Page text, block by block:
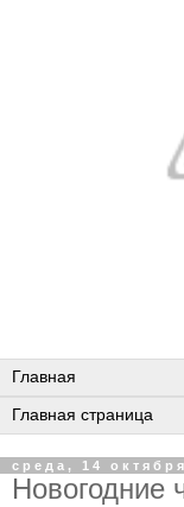
среда, 14
Новогодние